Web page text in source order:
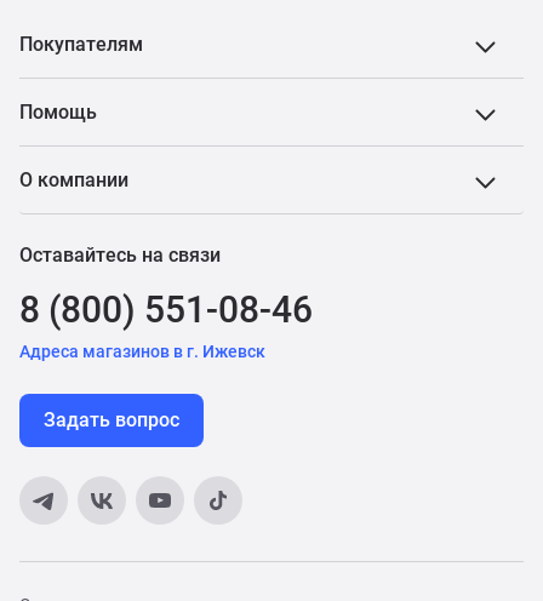
Покупателям
Помощь
О компании
Оставайтесь на связи
8 (800) 551-08-46
Адреса магазинов в г. Ижевск
Задать вопрос